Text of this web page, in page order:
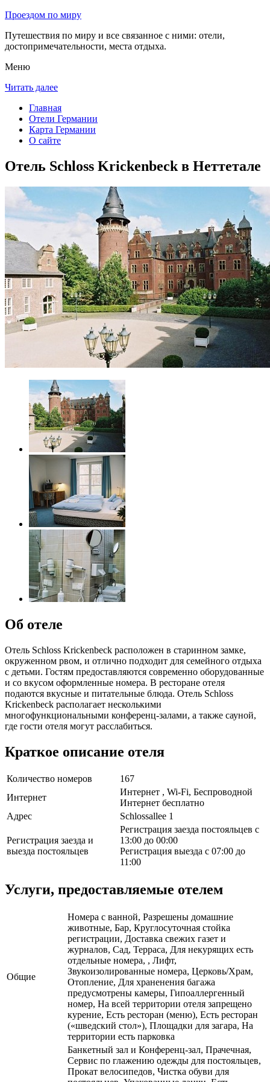
Проездом по миру
Путешествия по миру и все связанное с ними: отели,
достопримечательности, места отдыха.
Меню
Читать далее
Главная
Отели Германии
Карта Германии
О сайте
Отель Schloss Krickenbeck в Неттетале
Об отеле
Отель Schloss Krickenbeck расположен в старинном замке,
окруженном рвом, и отлично подходит для семейного отдыха
с детьми. Гостям предоставляются современно оборудованные
и со вкусом оформленные номера. В ресторане отеля
подаются вкусные и питательные блюда. Отель Schloss
Krickenbeck располагает несколькими
многофункциональными конференц-залами, а также сауной,
где гости отеля могут расслабиться.
Краткое описание отеля
Количество номеров
167
Интернет
Интернет , Wi-Fi, Беспроводной
Интернет бесплатно
Адрес
Schlossallee 1
Регистрация заезда и
выезда постояльцев
Регистрация заезда постояльцев с
13:00 до 00:00
Регистрация выезда с 07:00 до
11:00
Услуги, предоставляемые отелем
Общие
Номера с ванной, Разрешены домашние
животные, Бар, Круглосуточная стойка
регистрации, Доставка свежих газет и
журналов, Сад, Терраса, Для некурящих есть
отдельные номера, , Лифт,
Звукоизолированные номера, Церковь/Храм,
Отопление, Для храненения багажа
предусмотрены камеры, Гипоаллергенный
номер, На всей территории отеля запрещено
курение, Есть ресторан (меню), Есть ресторан
(«шведский стол»), Площадки для загара, На
территории есть парковка
Банкетный зал и Конференц-зал, Прачечная,
Сервис по глажению одежды для постояльцев,
Прокат велосипедов, Чистка обуви для